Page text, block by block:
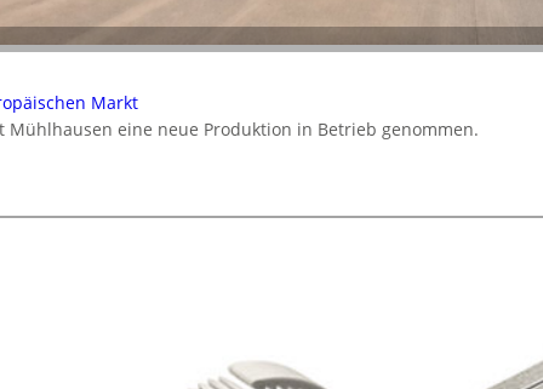
Markt
eine neue Produktion in Betrieb genommen.